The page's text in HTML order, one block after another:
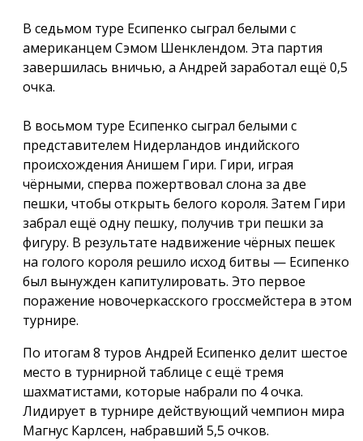
В седьмом туре Есипенко сыграл белыми с
американцем Сэмом Шенклендом. Эта партия
завершилась вничью, а Андрей заработал ещё 0,5
очка.
В восьмом туре Есипенко сыграл белыми с
представителем Нидерландов индийского
происхождения Анишем Гири. Гири, играя
чёрными, сперва пожертвовал слона за две
пешки, чтобы открыть белого короля. Затем Гири
забрал ещё одну пешку, получив три пешки за
фигуру. В результате надвижение чёрных пешек
на голого короля решило исход битвы — Есипенко
был вынужден капитулировать. Это первое
поражение новочеркасского гроссмейстера в этом
турнире.
По итогам 8 туров Андрей Есипенко делит шестое
место в турнирной таблице с ещё тремя
шахматистами, которые набрали по 4 очка.
Лидирует в турнире действующий чемпион мира
Магнус Карлсен, набравший 5,5 очков.